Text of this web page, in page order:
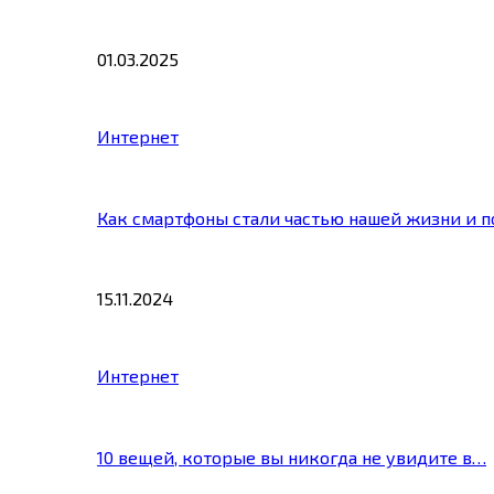
01.03.2025
Интернет
Как смартфоны стали частью нашей жизни и
15.11.2024
Интернет
10 вещей, которые вы никогда не увидите в…